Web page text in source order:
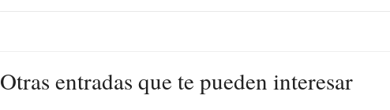
Otras entradas que te pueden interesar